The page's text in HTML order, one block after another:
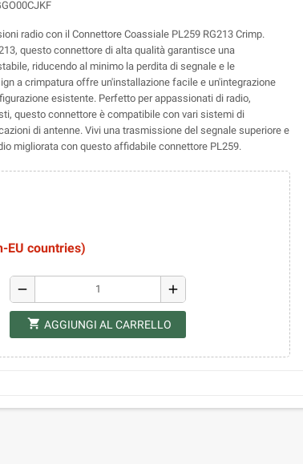
radio con il Connettore Coassiale PL259 RG213 Crimp.
questo connettore di alta qualità garantisce una
riducendo al minimo la perdita di segnale e le
a crimpatura offre un'installazione facile e un'integrazione
esistente. Perfetto per appassionati di radio,
questo connettore è compatibile con vari sistemi di
di antenne. Vivi una trasmissione del segnale superiore e
migliorata con questo affidabile connettore PL259.
EU countries)
remove add
shopping_cart AGGIUNGI AL CARRELLO